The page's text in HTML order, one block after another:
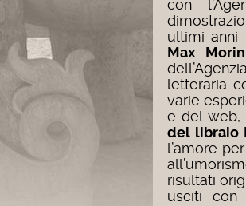
con
ultimi anni
Max
letteraria
varie
e del web,
del libraio
l’amore
risultati
usciti con